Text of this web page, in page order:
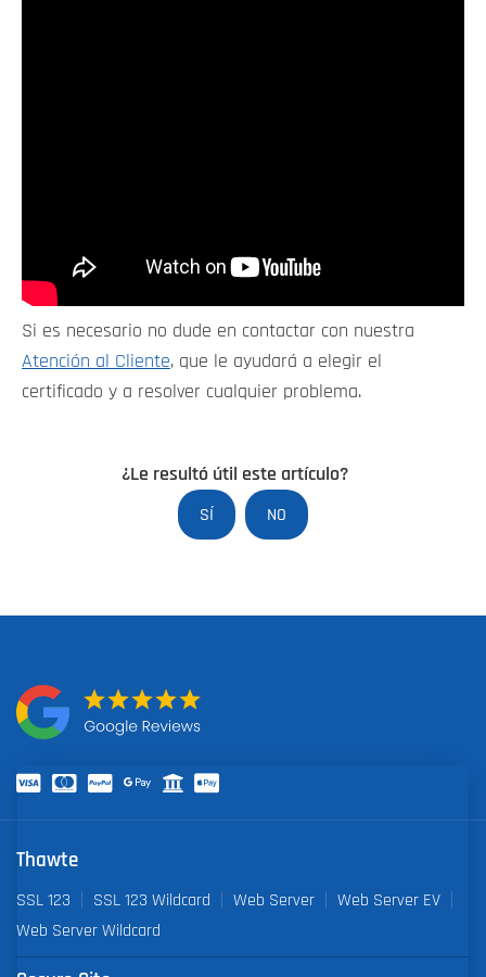
Si es necesario no dude en contactar con nuestra
Atención al Cliente, que le ayudará a elegir el
certificado y a resolver cualquier problema.
¿Le resultó útil este artículo?
SÍ NO
Thawte
SSL 123 SSL 123 Wildcard Web Server
Web Server EV
Web Server Wildcard